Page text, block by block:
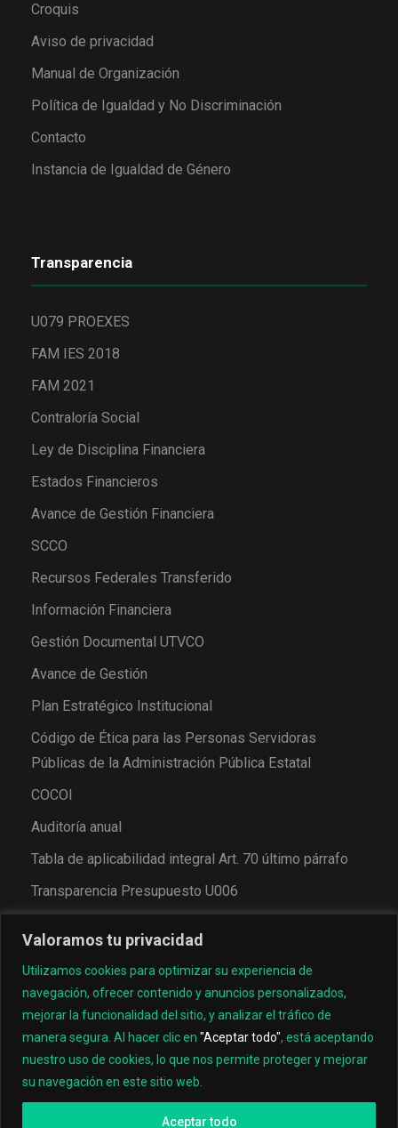
Valoramos tu privacidad
Utilizamos cookies para optimizar su experiencia de
navegación, ofrecer contenido y anuncios personalizados,
mejorar la funcionalidad del sitio, y analizar el tráfico de
manera segura. Al hacer clic en "Aceptar todo", está aceptando
nuestro uso de cookies, lo que nos permite proteger y mejorar
su navegación en este sitio web.
Aceptar todo
Croquis
Aviso de privacidad
Manual de Organización
Política de Igualdad y No Discriminación
Contacto
Instancia de Igualdad de Género
Transparencia
U079 PROEXES
FAM IES 2018
FAM 2021
Contraloría Social
Ley de Disciplina Financiera
Estados Financieros
Avance de Gestión Financiera
SCCO
Recursos Federales Transferido
Información Financiera
Gestión Documental UTVCO
Avance de Gestión
Plan Estratégico Institucional
Código de Ética para las Personas Servidoras
Públicas de la Administración Pública Estatal
COCOI
Auditoría anual
Tabla de aplicabilidad integral Art. 70 último párrafo
Transparencia Presupuesto U006
© 2022, Universidad Tecnológica de los Valles Centrales
de Oaxaca